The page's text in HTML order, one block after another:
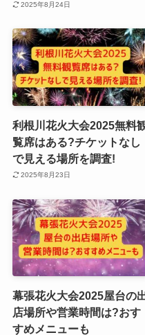
2025年8月24日
利根川花火大会2025無料
覧席はある?チケットなし
で見える場所を調査!
2025年8月23日
幕張花火大会2025屋台の
店場所や営業時間は?おす
すめメニューも